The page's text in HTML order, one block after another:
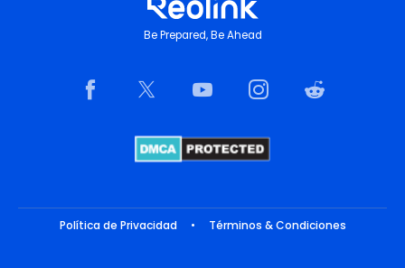
Be Prepared, Be Ahead
Política de Privacidad • Términos & Condiciones